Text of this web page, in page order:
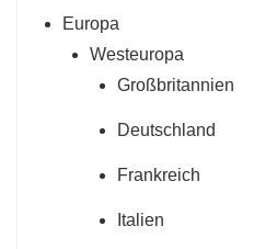
Europa
Westeuropa
Großbritannien
Deutschland
Frankreich
Italien